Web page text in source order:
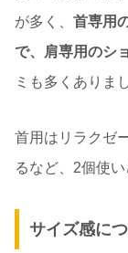
が多く、 首専用
で、肩専用のシ
ミも多くありま
首用はリラクゼ
るなど、2個使い
サイズ感に